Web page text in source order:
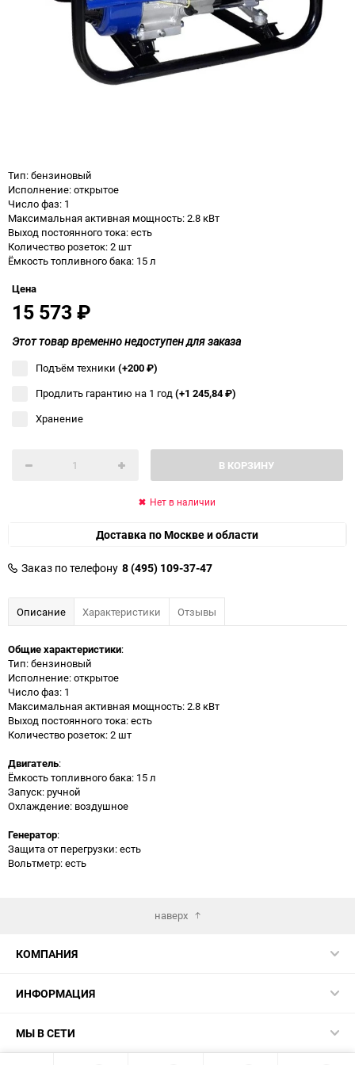
Тип: бензиновый
Исполнение: открытое
Число фаз: 1
Максимальная активная мощность: 2.8 кВт
Выход постоянного тока: есть
Количество розеток: 2 шт
Ёмкость топливного бака: 15 л
Цена
15 573 ₽
Этот товар временно недоступен для заказа
Подъём техники (+200₽)
Продлить гарантию на 1 год(+1 245,84₽)
Хранение
В КОРЗИНУ
Нет в наличии
Доставка по Москве и области
Заказ по телефону 8 (495) 109-37-47
Описание Характеристики Отзывы
Общие характеристики:
Тип: бензиновый
Исполнение: открытое
Число фаз: 1
Максимальная активная мощность: 2.8 кВт
Выход постоянного тока: есть
Количество розеток: 2 шт
Двигатель:
Ёмкость топливного бака: 15 л
Запуск: ручной
Охлаждение: воздушное
Генератор:
Защита от перегрузки: есть
Вольтметр: есть
наверх
КОМПАНИЯ
ИНФОРМАЦИЯ
МЫ В СЕТИ